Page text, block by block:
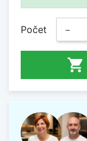
Počet −
